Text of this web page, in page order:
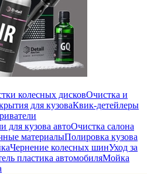
колесных дисковОчистка и
для кузоваКвик-детейлеры
для кузова автоОчистка салона
материалыПолировка кузова
Чернение колесных шинУход за
пластика автомобиляМойка